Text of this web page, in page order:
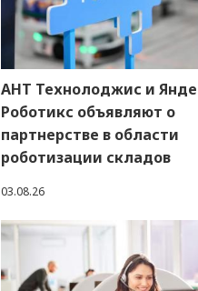
АНТ Технолоджис и
Роботикс объявляют о
партнерстве в области
роботизации складов
03.08.26